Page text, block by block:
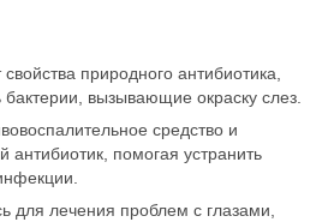
природного антибиотика,
вызывающие окраску слез.
средство и
антибиотик, помогая устранить
для лечения проблем с глазами,